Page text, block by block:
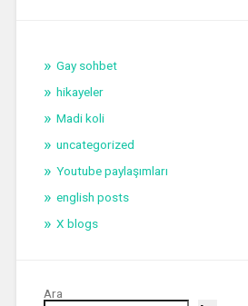
Gay sohbet
hikayeler
Madi koli
uncategorized
Youtube paylaşımları
english posts
X blogs
Ara